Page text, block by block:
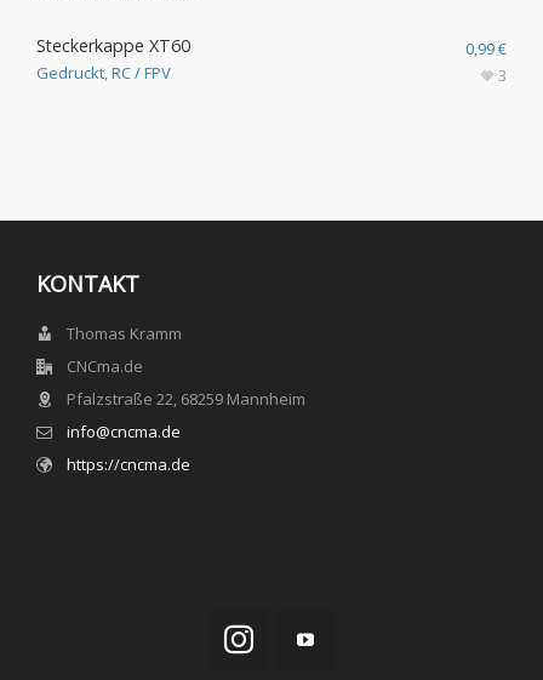
Steckerkappe XT60
Gedruckt,RC / FPV
0,99€
3
KONTAKT
Thomas Kramm
CNCma.de
Pfalzstraße 22, 68259 Mannheim
info@cncma.de
https://cncma.de